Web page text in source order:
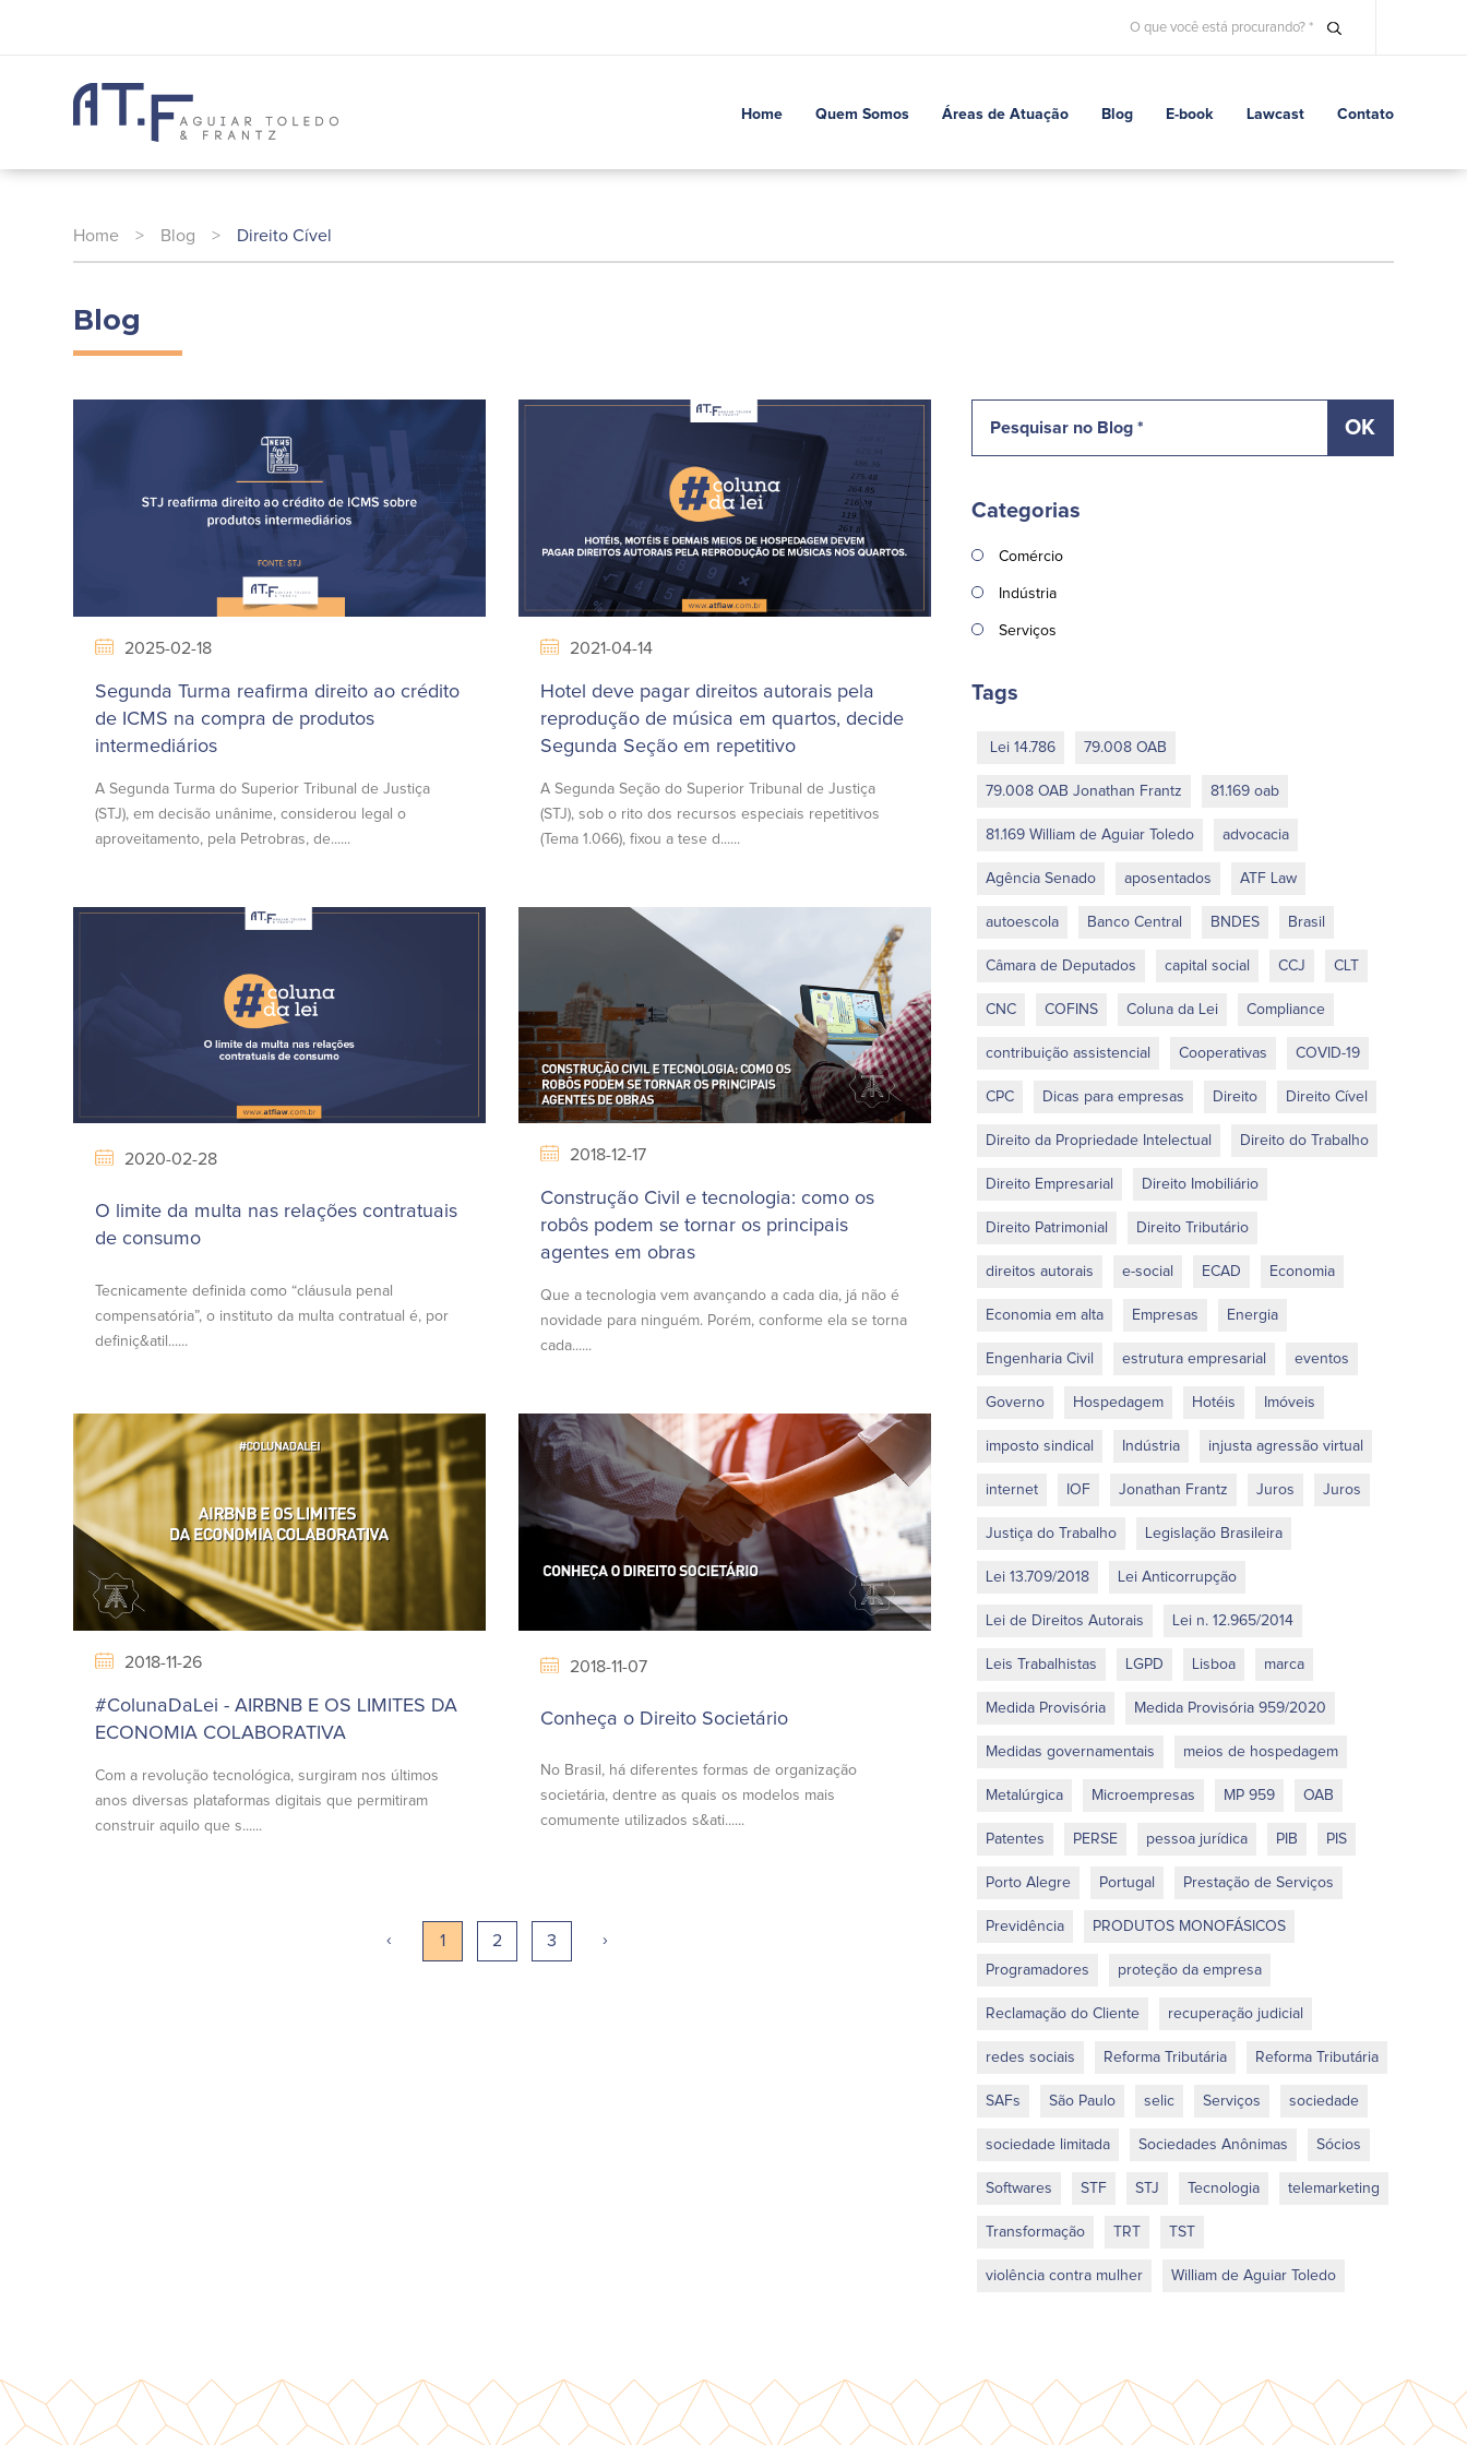
Home Quem Somos Áreas de Atuação Blog E-book Lawcast Contato
Home > Blog > Direito Cível
Blog
2025-02-18
Segunda Turma reafirma direito ao crédito
de ICMS na compra de produtos
intermediários
​A Segunda Turma do Superior Tribunal de Justiça
(STJ), em decisão unânime, considerou legal o
aproveitamento, pela Petrobras, de......
2021-04-14
Hotel deve pagar direitos autorais pela
reprodução de música em quartos, decide
Segunda Seção em repetitivo
A Segunda Seção do Superior Tribunal de Justiça
(STJ), sob o rito dos recursos especiais repetitivos
(Tema 1.066), fixou a tese d......
2020-02-28
O limite da multa nas relações contratuais
de consumo
Tecnicamente definida como “cláusula penal
compensatória”, o instituto da multa contratual é, por
definiç&atil......
2018-12-17
Construção Civil e tecnologia: como os
robôs podem se tornar os principais
agentes em obras
Que a tecnologia vem avançando a cada dia, já não é
novidade para ninguém. Porém, conforme ela se torna
cada......
2018-11-26
#ColunaDaLei - AIRBNB E OS LIMITES DA
ECONOMIA COLABORATIVA
Com a revolução tecnológica, surgiram nos últimos
anos diversas plataformas digitais que permitiram
construir aquilo que s......
2018-11-07
Conheça o Direito Societário
No Brasil, há diferentes formas de organização
societária, dentre as quais os modelos mais
comumente utilizados s&ati......
‹ 1 2 3 ›
Categorias
Comércio
Indústria
Serviços
Tags
Lei 14.786 79.008 OAB
79.008 OAB Jonathan Frantz 81.169 oab
81.169 William de Aguiar Toledo advocacia
Agência Senado aposentados ATF Law
autoescola Banco Central BNDES Brasil
Câmara de Deputados capital social CCJ CLT
CNC COFINS Coluna da Lei Compliance
contribuição assistencial Cooperativas COVID-19
CPC Dicas para empresas Direito Direito Cível
Direito da Propriedade Intelectual Direito do Trabalho
Direito Empresarial Direito Imobiliário
Direito Patrimonial Direito Tributário
direitos autorais e-social ECAD Economia
Economia em alta Empresas Energia
Engenharia Civil estrutura empresarial eventos
Governo Hospedagem Hotéis Imóveis
imposto sindical Indústria injusta agressão virtual
internet IOF Jonathan Frantz Juros Juros
Justiça do Trabalho Legislação Brasileira
Lei 13.709/2018 Lei Anticorrupção
Lei de Direitos Autorais Lei n. 12.965/2014
Leis Trabalhistas LGPD Lisboa marca
Medida Provisória Medida Provisória 959/2020
Medidas governamentais meios de hospedagem
Metalúrgica Microempresas MP 959 OAB
Patentes PERSE pessoa jurídica PIB PIS
Porto Alegre Portugal Prestação de Serviços
Previdência PRODUTOS MONOFÁSICOS
Programadores proteção da empresa
Reclamação do Cliente recuperação judicial
redes sociais Reforma Tributária Reforma Tributária
SAFs São Paulo selic Serviços sociedade
sociedade limitada Sociedades Anônimas Sócios
Softwares STF STJ Tecnologia telemarketing
Transformação TRT TST
violência contra mulher William de Aguiar Toledo